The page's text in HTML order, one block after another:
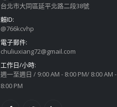
台北市大同區延平北路二段38號
賴ID:
@766kcvhp
電子郵件:
chuliuxiang72@gmail.com
工作日/小時:
週一至週日 / 9:00 AM - 8:00 PM/ 8:00 AM -
8:00 PM